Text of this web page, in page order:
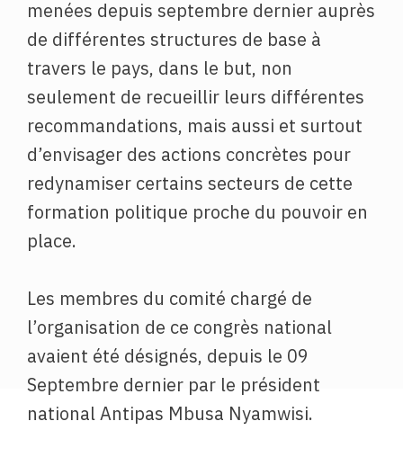
menées depuis septembre dernier auprès
de différentes structures de base à
travers le pays, dans le but, non
seulement de recueillir leurs différentes
recommandations, mais aussi et surtout
d’envisager des actions concrètes pour
redynamiser certains secteurs de cette
formation politique proche du pouvoir en
place.
Les membres du comité chargé de
l’organisation de ce congrès national
avaient été désignés, depuis le 09
Septembre dernier par le président
national Antipas Mbusa Nyamwisi.